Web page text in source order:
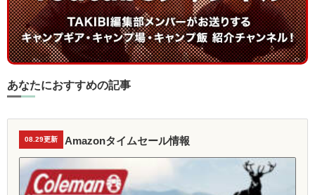
あなたにおすすめの記事
08.29更新 Amazonタイムセール情報